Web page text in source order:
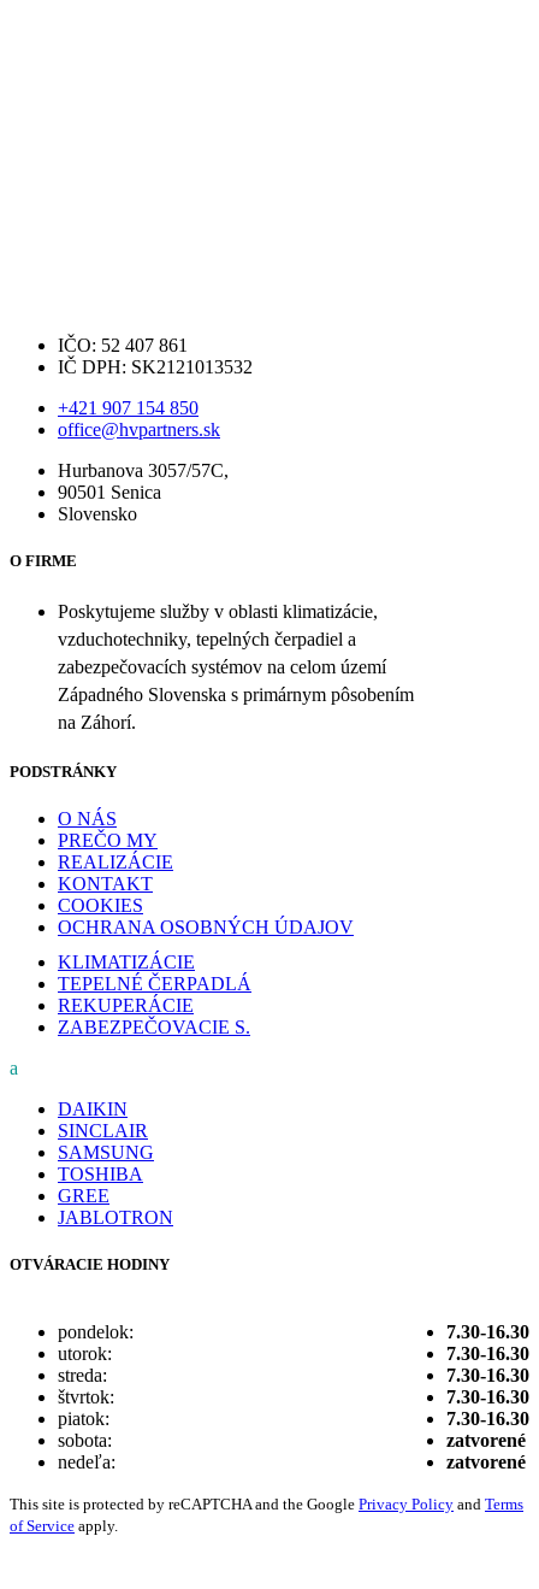
IČO: 52 407 861
IČ DPH: SK2121013532
+421 907 154 850
office@hvpartners.sk
Hurbanova 3057/57C,
90501 Senica
Slovensko
O FIRME
Poskytujeme služby v oblasti klimatizácie,
vzduchotechniky, tepelných čerpadiel a
zabezpečovacích systémov na celom území
Západného Slovenska s primárnym pôsobením
na Záhorí.
PODSTRÁNKY
O NÁS
PREČO MY
REALIZÁCIE
KONTAKT
COOKIES
OCHRANA OSOBNÝCH ÚDAJOV
KLIMATIZÁCIE
TEPELNÉ ČERPADLÁ
REKUPERÁCIE
ZABEZPEČOVACIE S.
a
DAIKIN
SINCLAIR
SAMSUNG
TOSHIBA
GREE
JABLOTRON
OTVÁRACIE HODINY
pondelok:
utorok:
streda:
štvrtok:
piatok:
sobota:
nedeľa:
7.30-16.30
7.30-16.30
7.30-16.30
7.30-16.30
7.30-16.30
zatvorené
zatvorené
This site is protected by reCAPTCHA and the Google Privacy Policy and Terms
of Service apply.